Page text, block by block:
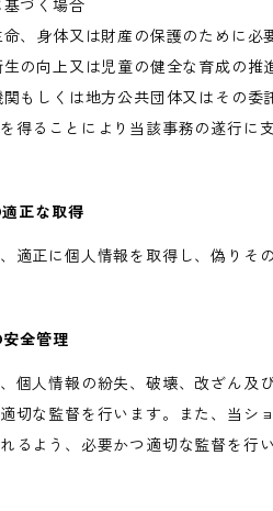
基づく場合
命、身体又は財産の保護のために
生の向上又は児童の健全な育成の
関もしくは地方公共団体又はその
得ることにより当該事務の遂行に
正な取得
適正に個人情報を取得し、偽りそ
全管理
個人情報の紛失、破壊、改ざん及
切な監督を行います。また、当
るよう、必要かつ適切な監督を行い